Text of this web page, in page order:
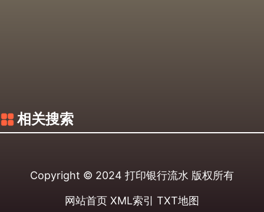
相关搜索
Copyright © 2024 打印银行流水 版权所有
网站首页 XML索引 TXT地图